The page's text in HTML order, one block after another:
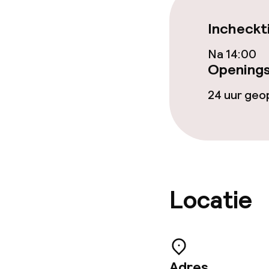
Speciale
Glutenvrije
Na 14:00
24 uur
Locatie